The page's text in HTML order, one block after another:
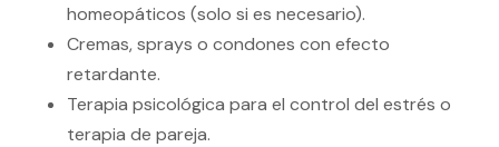
homeopáticos (solo si es necesario).
Cremas, sprays o condones con efecto
retardante.
Terapia psicológica para el control del estrés o
terapia de pareja.